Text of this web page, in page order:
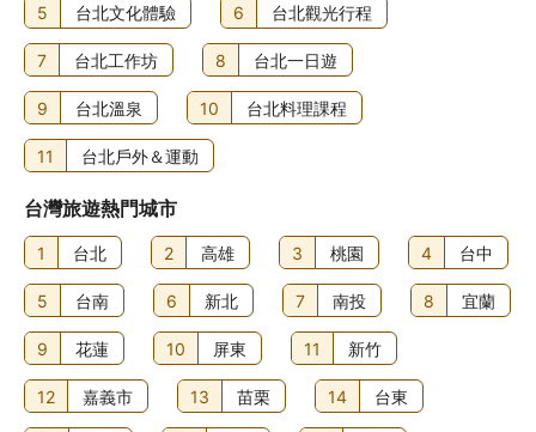
5 台北文化體驗 6 台北觀光行程
7 台北工作坊 8 台北一日遊
9 台北溫泉 10 台北料理課程
11 台北戶外＆運動
台灣旅遊熱門城市
1 台北 2 高雄 3 桃園 4 台中
5 台南 6 新北 7 南投 8 宜蘭
9 花蓮 10 屏東 11 新竹
12 嘉義市 13 苗栗 14 台東